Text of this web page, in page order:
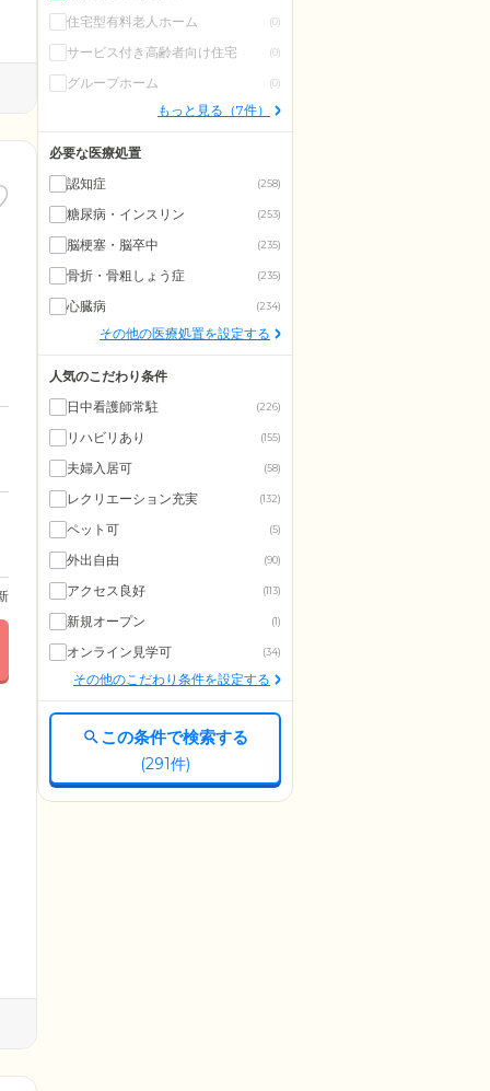
住宅型有料老人ホーム (0)
サービス付き高齢者向け住宅 (0)
グループホーム (0)
もっと見る（7件）
必要な医療処置
認知症
(258)
糖尿病・インスリン (253)
脳梗塞・脳卒中 (235)
骨折・骨粗しょう症 (235)
心臓病 (234)
その他の医療処置を設定する
人気のこだわり条件
日中看護師常駐
(226)
リハビリあり (155)
夫婦入居可 (58)
レクリエーション充実 (132)
ペット可 (5)
外出自由 (90)
アクセス良好 (113)
新規オープン (1)
オンライン見学可 (34)
その他のこだわり条件を設定する
この条件で検索する
(291件)